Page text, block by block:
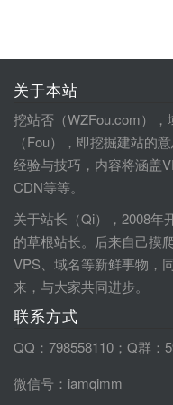
关于本站
挖站否（WZFou.com）
（Fou），即挖掘建站的
经验与技巧，内容将涵盖
CDN等等。
关于站长（Qi），2008年
的草根站长。后来自己摸
VPS、域名等新鲜事物，
来，与大家共同进步。
联系方式
QQ：798558110；Q群：
微信号：iamqimm